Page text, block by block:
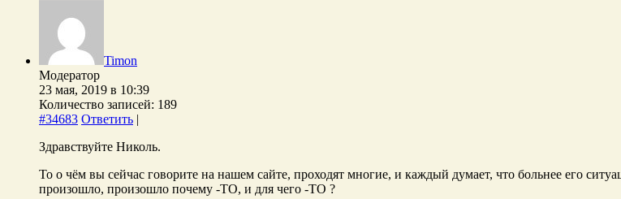
Timon
Модератор
23 мая, 2019 в 10:39
Количество записей: 189
#34683 Ответить |
Здравствуйте Николь.
То о чём вы сейчас говорите на нашем сайте, проходят многие, и каждый думает, что больнее его
произошло, произошло почему -ТО, и для чего -ТО ?